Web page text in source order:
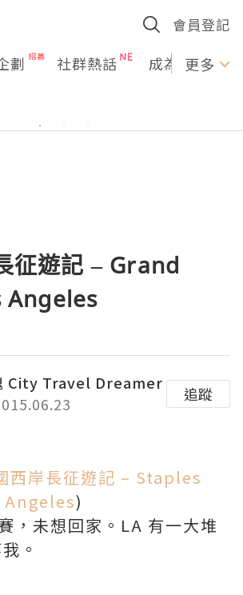
會員登記
劃 社群熱話 成為U更多
征遊記 – Grand
Angeles
City Travel Dreamer
追蹤
西岸長征遊記 – Staples
)
，未想回家。LA 有一大堆
。